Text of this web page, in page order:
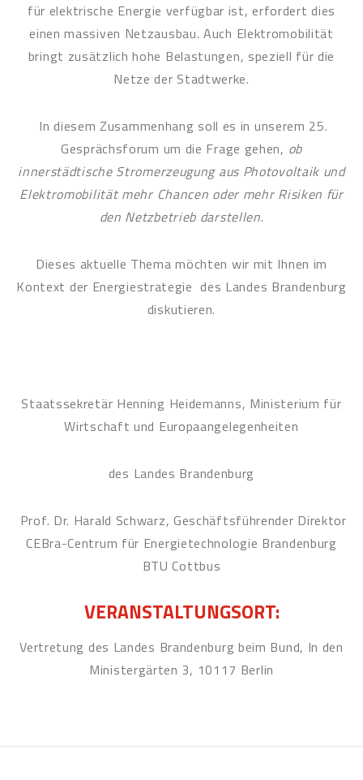
für elektrische Energie verfügbar ist, erfordert dies
einen massiven Netzausbau. Auch Elektromobilität
bringt zusätzlich hohe Belastungen, speziell für die
Netze der Stadtwerke.
In diesem Zusammenhang soll es in unserem 25.
Gesprächsforum um die Frage gehen, ob
innerstädtische Stromerzeugung aus Photovoltaik und
Elektromobilität mehr Chancen oder mehr Risiken für
den Netzbetrieb darstellen.
Dieses aktuelle Thema möchten wir mit Ihnen im
Kontext der Energiestrategie des Landes Brandenburg
diskutieren.
Staatssekretär Henning Heidemanns, Ministerium für
Wirtschaft und Europaangelegenheiten
des Landes Brandenburg
Prof. Dr. Harald Schwarz, Geschäftsführender Direktor
CEBra-Centrum für Energietechnologie Brandenburg
BTU Cottbus
VERANSTALTUNGSORT:
Vertretung des Landes Brandenburg beim Bund, In den
Ministergärten 3, 10117 Berlin